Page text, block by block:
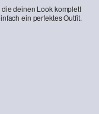
deinen Look komplett
ein perfektes Outfit.